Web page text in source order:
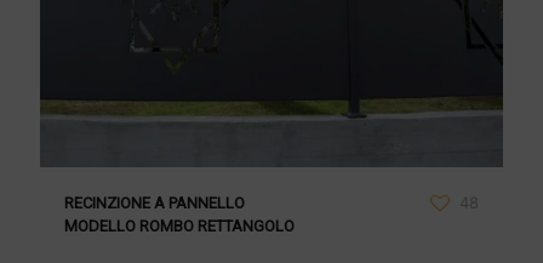
RECINZIONE A PANNELLO
MODELLO ROMBO RETTANGOLO
48